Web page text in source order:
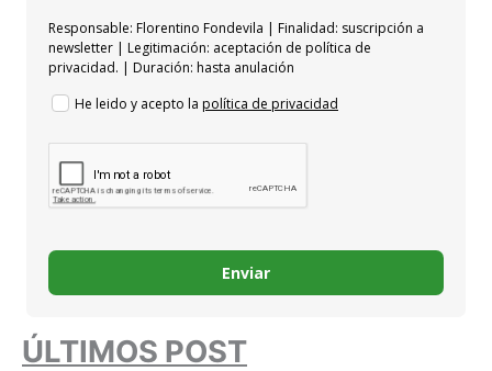
Responsable: Florentino Fondevila | Finalidad: suscripción a
newsletter | Legitimación: aceptación de política de
privacidad. | Duración: hasta anulación
He leido y acepto la política de privacidad
Enviar
ÚLTIMOS POST